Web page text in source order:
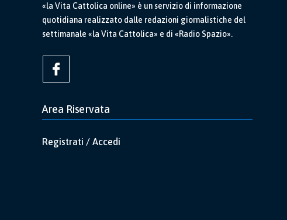
«la Vita Cattolica online» è un servizio di informazione
quotidiana realizzato dalle redazioni giornalistiche del
settimanale «la Vita Cattolica» e di «Radio Spazio».
Area Riservata
Registrati / Accedi